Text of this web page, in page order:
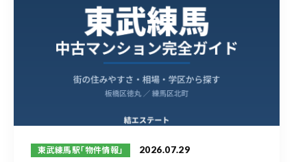
東武練馬駅「物件情報」 2026.07.29